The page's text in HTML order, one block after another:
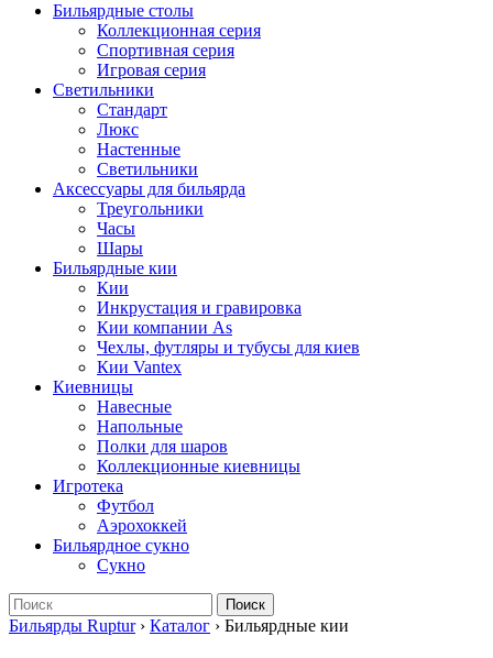
Бильярдные столы
Коллекционная серия
Спортивная серия
Игровая серия
Светильники
Стандарт
Люкс
Настенные
Светильники
Аксессуары для бильярда
Треугольники
Часы
Шары
Бильярдные кии
Кии
Инкрустация и гравировка
Кии компании As
Чехлы, футляры и тубусы для киев
Кии Vantex
Киевницы
Навесные
Напольные
Полки для шаров
Коллекционные киевницы
Игротека
Футбол
Аэрохоккей
Бильярдное сукно
Сукно
Поиск
Бильярды Ruptur› Каталог › Бильярдные кии